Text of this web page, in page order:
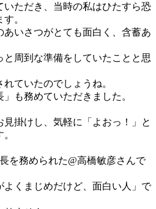
いただき、当時の私はひたすら恐
。
あいさつがとても面白く、含蓄あ
周到な準備をしていたことと思
ていたのでしょうね。
も務めていただきました。
掛けし、気軽に「よおっ！」と
を務められた@高橋敏彦さんで
くまじめだけど、面白い人」で